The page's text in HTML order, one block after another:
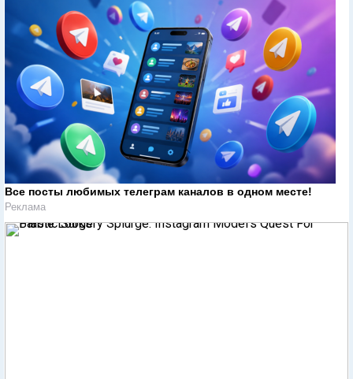
Все посты любимых телеграм каналов в одном месте!
Реклама